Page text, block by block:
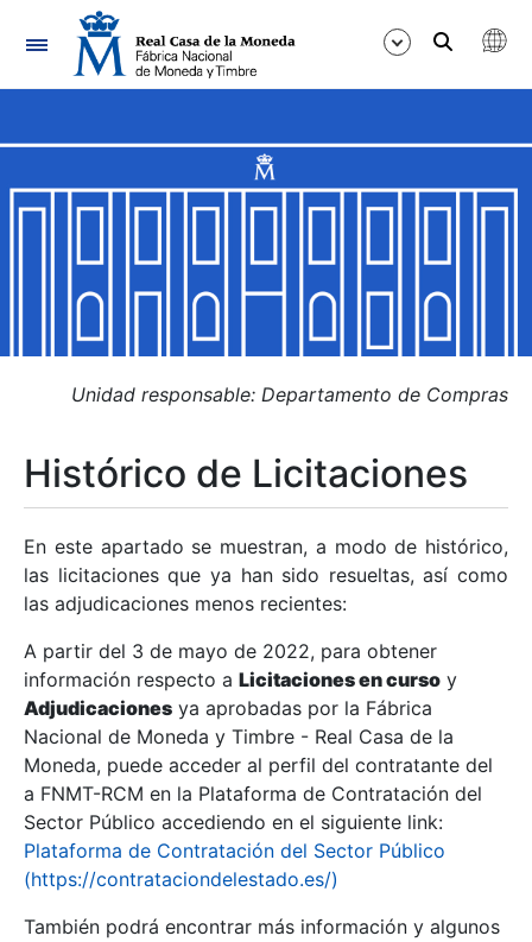
Navegación
Mostrar/Ocultar
Mostrar/Ocultar
Mostrar/Ocultar
Mostrar/Ocultar
Mostrar/Ocultar
Mostrar/Ocultar
Unidad responsable: Departamento de Compras
Histórico de Licitaciones
En este apartado se muestran, a modo de histórico,
las licitaciones que ya han sido resueltas, así como
las adjudicaciones menos recientes:
A partir del 3 de mayo de 2022, para obtener
información respecto a Licitaciones en curso y
Adjudicaciones ya aprobadas por la Fábrica
Nacional de Moneda y Timbre - Real Casa de la
Moneda, puede acceder al perfil del contratante del
a FNMT-RCM en la Plataforma de Contratación del
Sector Público accediendo en el siguiente link:
Plataforma de Contratación del Sector Público
(https://contrataciondelestado.es/)
También podrá encontrar más información y algunos